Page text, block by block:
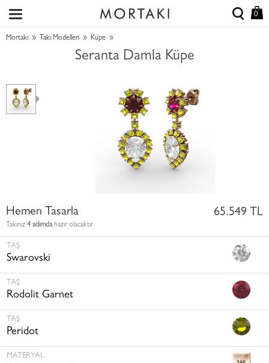
0
Mortakı » Takı Modelleri » Küpe »
Seranta Damla Küpe
Hemen Tasarla
Takınız 4 adımdahazır olacaktır
65.549 TL
TAŞ
Swarovski
TAŞ
Rodolit Garnet
TAŞ
Peridot
MATERYAL